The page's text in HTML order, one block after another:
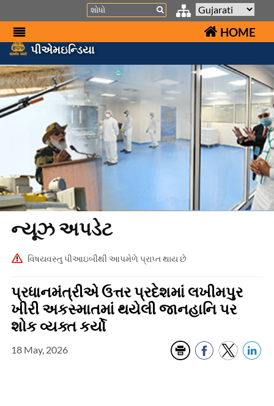
Search
HOME
પીએમઇન્ડિયા
ન્યૂઝ અપડેટ
વિષયવસ્તુ પીઆઇબીથી આપમેળે પ્રાપ્ત થાય છે
પ્રધાનમંત્રીએ ઉત્તર પ્રદેશમાં લખીમપુર
ખીરી અકસ્માતમાં થયેલી જાનહાનિ પર
શોક વ્યક્ત કર્યો
18 May, 2026